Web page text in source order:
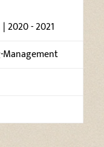
2020 - 2021
Management